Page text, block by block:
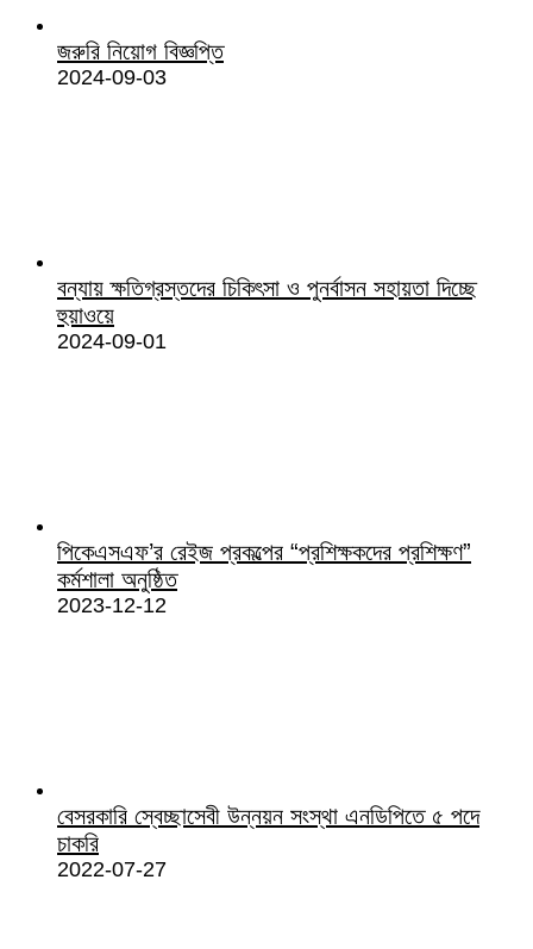
জরুরি নিয়োগ বিজ্ঞপ্তি
2024-09-03
বন্যায় ক্ষতিগ্রস্তদের চিকিৎসা ও পুনর্বাসন সহায়তা দিচ্ছে
হুয়াওয়ে
2024-09-01
পিকেএসএফ’র রেইজ প্রকল্পের “প্রশিক্ষকদের প্রশিক্ষণ”
কর্মশালা অনুষ্ঠিত
2023-12-12
বেসরকারি স্বেচ্ছাসেবী উন্নয়ন সংস্থা এনডিপিতে ৫ পদে
চাকরি
2022-07-27